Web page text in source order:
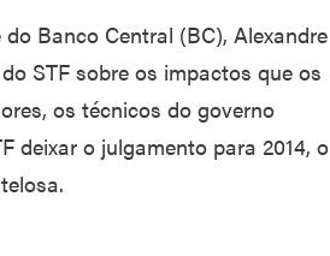
Banco Central (BC), Alexandre
STF sobre os impactos que os
os técnicos do governo
deixar o julgamento para 2014, o